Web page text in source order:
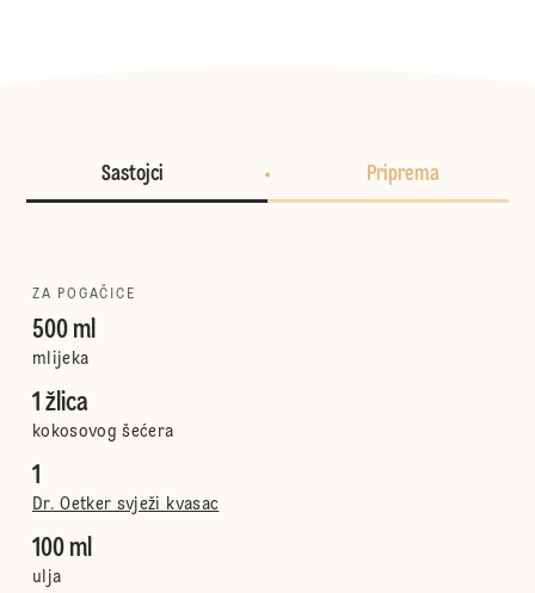
Sastojci Priprema
ZA POGAČICE
500 ml
mlijeka
1 žlica
kokosovog šećera
1
Dr. Oetker svježi kvasac
100 ml
ulja